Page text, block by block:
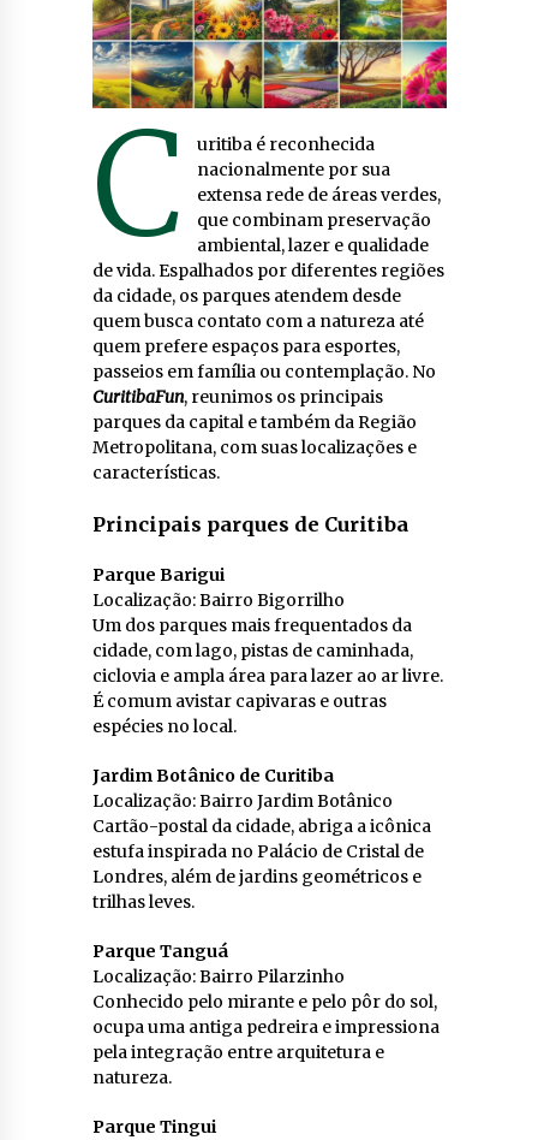
C
uritiba é reconhecida
nacionalmente por sua
extensa rede de áreas verdes,
que combinam preservação
ambiental, lazer e qualidade
de vida. Espalhados por diferentes regiões
da cidade, os parques atendem desde
quem busca contato com a natureza até
quem prefere espaços para esportes,
passeios em família ou contemplação. No
CuritibaFun, reunimos os principais
parques da capital e também da Região
Metropolitana, com suas localizações e
características.
Principais parques de Curitiba
Parque Barigui
Localização: Bairro Bigorrilho
Um dos parques mais frequentados da
cidade, com lago, pistas de caminhada,
ciclovia e ampla área para lazer ao ar livre.
É comum avistar capivaras e outras
espécies no local.
Jardim Botânico de Curitiba
Localização: Bairro Jardim Botânico
Cartão-postal da cidade, abriga a icônica
estufa inspirada no Palácio de Cristal de
Londres, além de jardins geométricos e
trilhas leves.
Parque Tanguá
Localização: Bairro Pilarzinho
Conhecido pelo mirante e pelo pôr do sol,
ocupa uma antiga pedreira e impressiona
pela integração entre arquitetura e
natureza.
Parque Tingui